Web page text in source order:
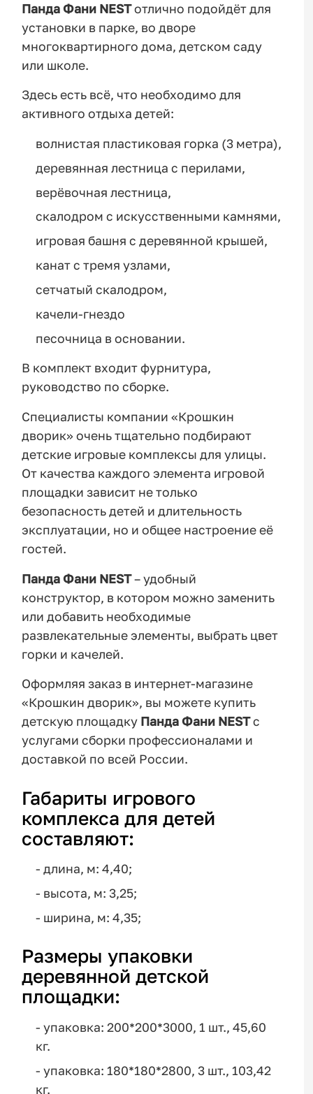
Панда Фани NESTотлично подойдёт для
установки в парке, во дворе
многоквартирного дома, детском саду
или школе.
Здесь есть всё, что необходимо для
активного отдыха детей:
волнистая пластиковая горка (3 метра),
деревянная лестница с перилами,
верёвочная лестница,
скалодром с искусственными камнями,
игровая башня с деревянной крышей,
канат с тремя узлами,
сетчатый скалодром,
качели-гнездо
песочница в основании.
В комплект входит фурнитура,
руководство по сборке.
Специалисты компании «Крошкин
дворик» очень тщательно подбирают
детские игровые комплексы для улицы.
От качества каждого элемента игровой
площадки зависит не только
безопасность детей и длительность
эксплуатации, но и общее настроение её
гостей.
Панда Фани NEST– удобный
конструктор, в котором можно заменить
или добавить необходимые
развлекательные элементы, выбрать цвет
горки и качелей.
Оформляя заказ в интернет-магазине
«Крошкин дворик», вы можете купить
детскую площадку Панда Фани NESTс
услугами сборки профессионалами и
доставкой по всей России.
Габариты игрового
комплекса для детей
составляют:
- длина, м: 4,40;
- высота, м: 3,25;
- ширина, м: 4,35;
Размеры упаковки
деревянной детской
площадки:
- упаковка: 200*200*3000, 1 шт., 45,60
кг.
- упаковка: 180*180*2800, 3 шт., 103,42
кг.